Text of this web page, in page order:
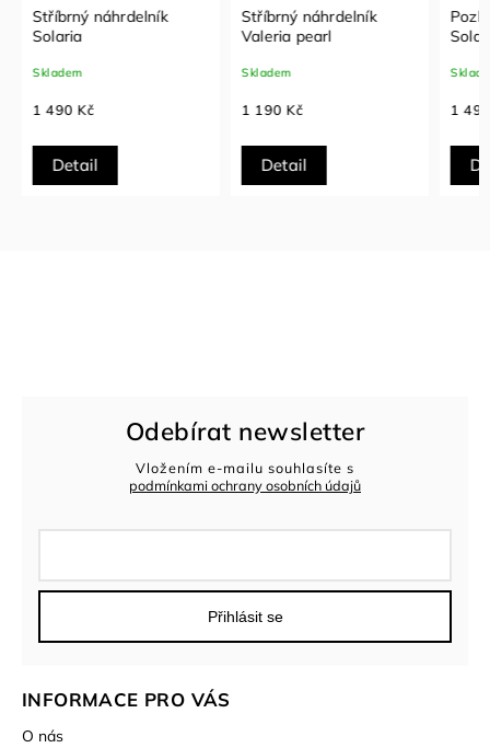
Stříbrný náhrdelník
Solaria
Skladem
1 490 Kč
Detail
Stříbrný náhrdelník
Valeria pearl
Skladem
1 190 Kč
Detail
1 490
INFORMACE PRO VÁS
O nás
Odebírat newsletter
Vložením e-mailu souhlasíte s
podmínkami ochrany osobních údajů
Přihlásit se